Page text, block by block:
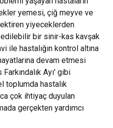
yemesi, çiğ meyve ve
yiyeceklerden
edilebilir bir sinir-kas kavşak
ile hastalığın kontrol altına
devam etmesi
Ayı' gibi
toplumda hastalık
çok ihtiyaç duyulan
gerçekten yardımcı